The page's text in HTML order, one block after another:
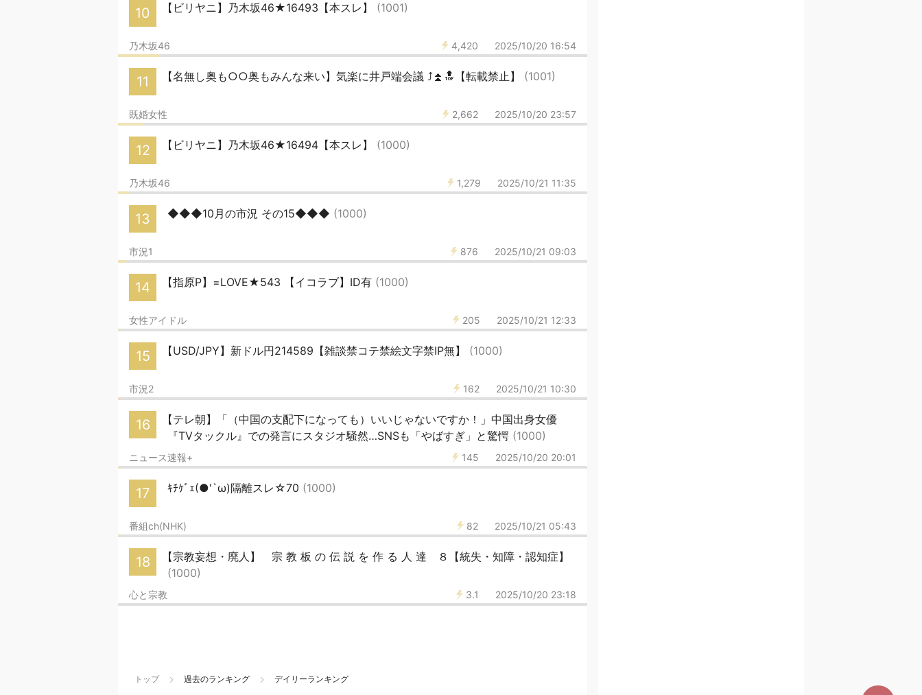
10 【ビリヤニ】乃木坂46★16493【本スレ】 (1001)
4,420 2025/10/20 16:54
乃木坂46
11 【名無し奥も○○奥もみんな来い】気楽に井戸端会議 ⤴️⏫🔝【転載禁止】 (1001)
2,662 2025/10/20 23:57
既婚女性
12 【ビリヤニ】乃木坂46★16494【本スレ】 (1000)
1,279 2025/10/21 11:35
乃木坂46
13 ◆◆◆10月の市況 その15◆◆◆ (1000)
876 2025/10/21 09:03
市況1
14 【指原P】=LOVE★543 【イコラブ】ID有 (1000)
205 2025/10/21 12:33
女性アイドル
15 【USD/JPY】新ドル円214589【雑談禁コテ禁絵文字禁IP無】 (1000)
162 2025/10/21 10:30
市況2
16
【テレ朝】「（中国の支配下になっても）いいじゃないですか！」中国出身女優
『TVタックル』での発言にスタジオ騒然…SNSも「やばすぎ」と驚愕 (1000)
145 2025/10/20 20:01
ニュース速報+
17 ｷﾁｹﾞｪ(●'`ω)隔離スレ☆70 (1000)
82 2025/10/21 05:43
番組ch(NHK)
18
【宗教妄想・廃人】 宗 教 板 の 伝 説 を 作 る 人 達 ８【統失・知障・認知症】
(1000)
3.1 2025/10/20 23:18
心と宗教
トップ 過去のランキング デイリーランキング